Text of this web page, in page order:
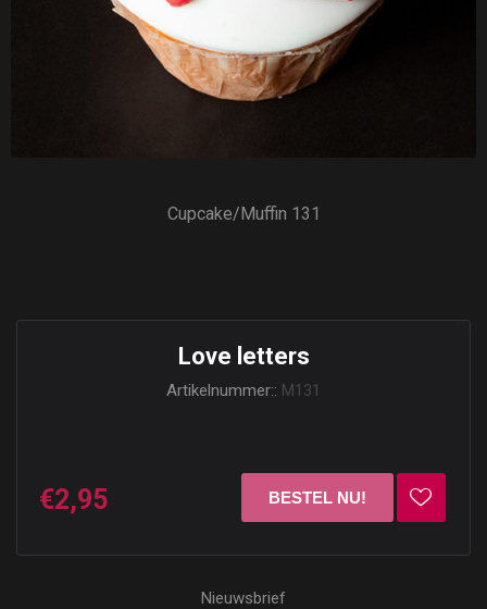
Cupcake/Muffin 131
Love letters
Artikelnummer:: M131
€2,95
Nieuwsbrief